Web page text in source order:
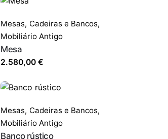
Mesas, Cadeiras e Bancos,
Mobiliário Antigo
Mesa
2.580,00 €
Mesas, Cadeiras e Bancos,
Mobiliário Antigo
Banco rústico